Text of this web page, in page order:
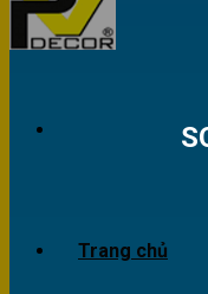
Trang chủ